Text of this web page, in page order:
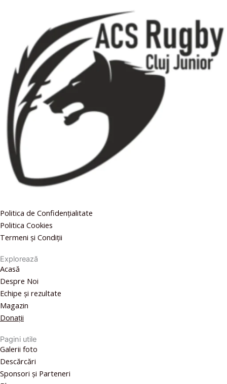
Politica de Confidențialitate
Politica Cookies
Termeni și Condiții
Explorează
Acasă
Despre Noi
Echipe și rezultate
Magazin
Donații
Pagini utile
Galerii foto
Descărcări
Sponsori și Parteneri